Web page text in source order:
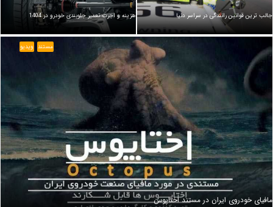
جالب ترین قوانین رانندگی در سراسر دنیا هزینه و اجرت تعمیر جلوبندی خودرو در 1404
مافیای خودروی ایران در مستند اختاپوس
مستند ویدیو